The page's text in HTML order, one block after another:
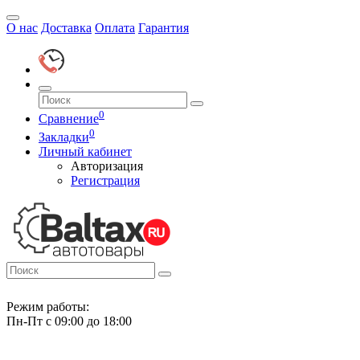
О нас Доставка Оплата Гарантия
Сравнение0
Закладки0
Личный кабинет
Авторизация
Регистрация
Режим работы:
Пн-Пт с 09:00 до 18:00